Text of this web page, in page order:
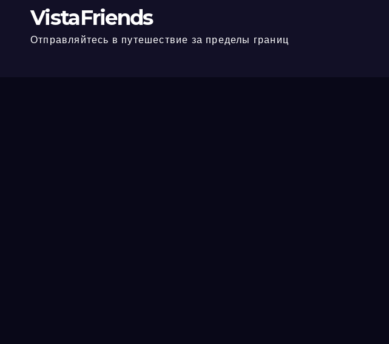
VistaFriends
Отправляйтесь в путешествие за пределы границ